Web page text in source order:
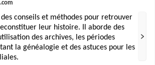
partagent des histoires familiales
que Généalogie Pratique et Chronique
proposent des guides et tutoriels.
espaces virtuels forment un réseau
conseils et méthodes pour retrouver
leur histoire. Il aborde des
des archives, les périodes
la généalogie et des astuces pour les